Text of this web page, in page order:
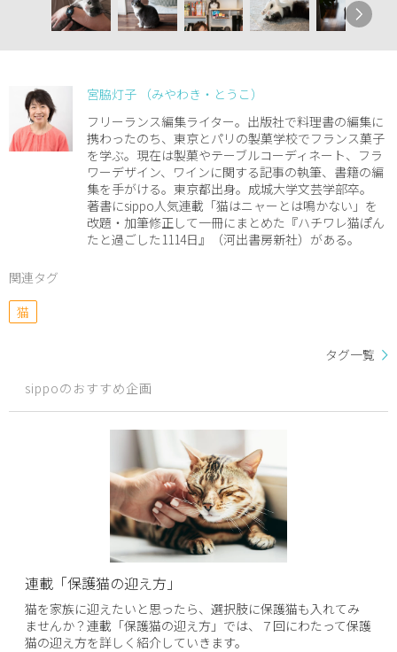
宮脇灯子 （みやわき・とうこ）
フリーランス編集ライター。出版社で料理書の編集に
携わったのち、東京とパリの製菓学校でフランス菓子
を学ぶ。現在は製菓やテーブルコーディネート、フラ
ワーデザイン、ワインに関する記事の執筆、書籍の編
集を手がける。東京都出身。成城大学文芸学部卒。
著書にsippo人気連載「猫はニャーとは鳴かない」を
改題・加筆修正して一冊にまとめた『ハチワレ猫ぽん
たと過ごした1114日』（河出書房新社）がある。
関連タグ
猫
タグ一覧
sippoのおすすめ企画
連載「保護猫の迎え方」
猫を家族に迎えたいと思ったら、選択肢に保護猫も入れてみ
ませんか？連載「保護猫の迎え方」では、７回にわたって保護
猫の迎え方を詳しく紹介していきます。